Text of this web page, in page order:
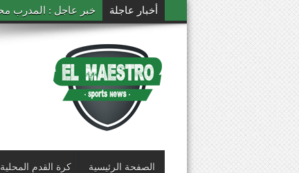
أخبار عاجلة خبر عاجل : المدرب
الصفحة الرئيسية كرة القدم المحلية